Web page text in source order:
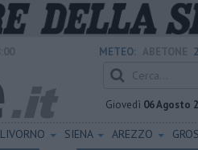
METEO:
Giovedì 06 Agosto
LIVORNO SIENA AREZZO